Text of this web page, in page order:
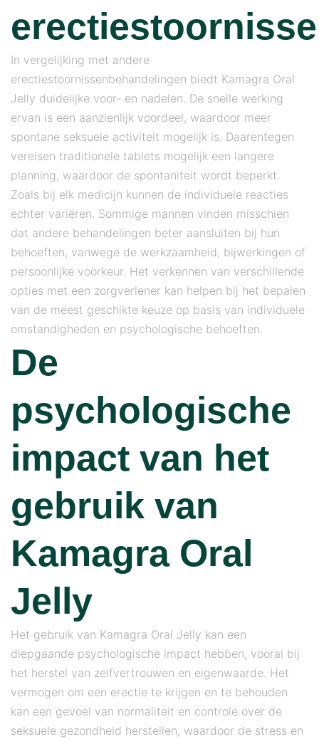
In vergelijking met andere
erectiestoornissenbehandelingen biedt Kamagra Oral
Jelly duidelijke voor- en nadelen. De snelle werking
ervan is een aanzienlijk voordeel, waardoor meer
spontane seksuele activiteit mogelijk is. Daarentegen
vereisen traditionele tablets mogelijk een langere
planning, waardoor de spontaniteit wordt beperkt.
Zoals bij elk medicijn kunnen de individuele reacties
echter variëren. Sommige mannen vinden misschien
dat andere behandelingen beter aansluiten bij hun
behoeften, vanwege de werkzaamheid, bijwerkingen of
persoonlijke voorkeur. Het verkennen van verschillende
opties met een zorgverlener kan helpen bij het bepalen
van de meest geschikte keuze op basis van individuele
omstandigheden en psychologische behoeften.
De
psychologische
impact van het
gebruik van
Kamagra Oral
Jelly
Het gebruik van Kamagra Oral Jelly kan een
diepgaande psychologische impact hebben, vooral bij
het herstel van zelfvertrouwen en eigenwaarde. Het
vermogen om een ​​erectie te krijgen en te behouden
kan een gevoel van normaliteit en controle over de
seksuele gezondheid herstellen, waardoor de stress en